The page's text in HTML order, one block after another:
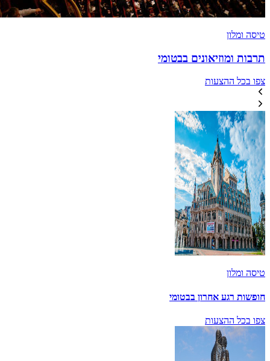
טיסה ומלון
תרבות ומוזיאונים בבטומי
צפו בכל ההצעות
טיסה ומלון
חופשות רגע אחרון בבטומי
צפו בכל ההצעות